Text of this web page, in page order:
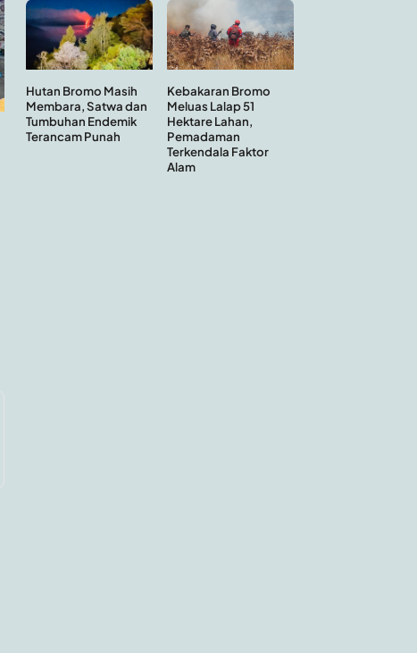
Hutan Bromo Masih
Membara, Satwa dan
Tumbuhan Endemik
Terancam Punah
Kebakaran Bromo
Meluas Lalap 51
Hektare Lahan,
Pemadaman
Terkendala Faktor
Alam